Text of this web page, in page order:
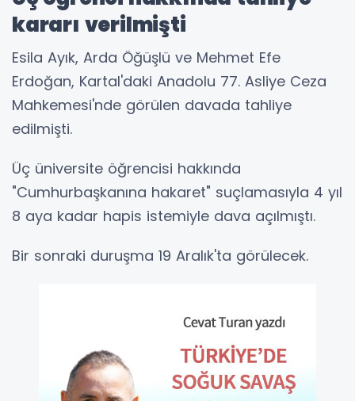
kararı verilmişti
Esila Ayık, Arda Öğüşlü ve Mehmet Efe
Erdoğan, Kartal'daki Anadolu 77. Asliye Ceza
Mahkemesi'nde görülen davada tahliye
edilmişti.
Üç üniversite öğrencisi hakkında
"Cumhurbaşkanına hakaret" suçlamasıyla 4 yıl
8 aya kadar hapis istemiyle dava açılmıştı.
Bir sonraki duruşma 19 Aralık'ta görülecek.